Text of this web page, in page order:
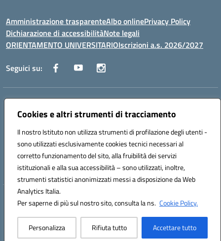
Cookies e altri strumenti di tracciamento
Il nostro Istituto non utilizza strumenti di profilazione degli utenti -
sono utilizzati esclusivamente cookies tecnici necessari al
corretto funzionamento del sito, alla fruibilità dei servizi
istituzionali e alla sua accessibilità – sono utilizzati, inoltre,
strumenti statistici anonimizzati messi a disposizione da Web
Analytics Italia.
Per saperne di più sul nostro sito, consulta la ns. Cookie Policy.
Personalizza Rifiuta tutto Accettare tutto
Amministrazione trasparenteAlbo onlinePrivacy Policy
Dichiarazione di accessibilitàNote legali
ORIENTAMENTO UNIVERSITARIOIscrizioni a.s. 2026/2027
Seguici su:
Indirizzo:
Centralino:0882 331218 Email:fgps210002@istruzione.it
Codice fiscale: 93071630714
Codice meccanografico:
FGPS210002
Codice unico di fatturazione (CUF): UF7W9K
Hosting & Powered by 3D Solution S.r.l.
Concept & Design by Designers Italia